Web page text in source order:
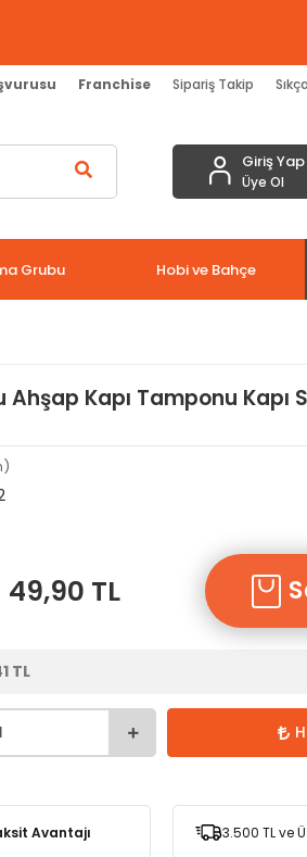
Franchise Sipariş Takip
Giriş Yap
Üye Ol
Grubu Hobi ve Bahçe
Kapı Tamponu Kapı
49,90 TL
TL
Avantajı 3.500 TL ve